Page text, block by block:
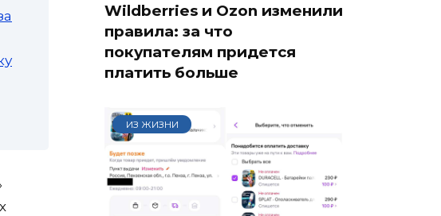
Wildberries и Ozon изменили
правила: за что
покупателям придется
платить больше
ИЗ ЖИЗНИ